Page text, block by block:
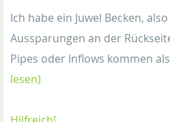
Ich habe ein Juwel Becken,
Aussparungen an der
Pipes oder Inflows kommen
lesen)